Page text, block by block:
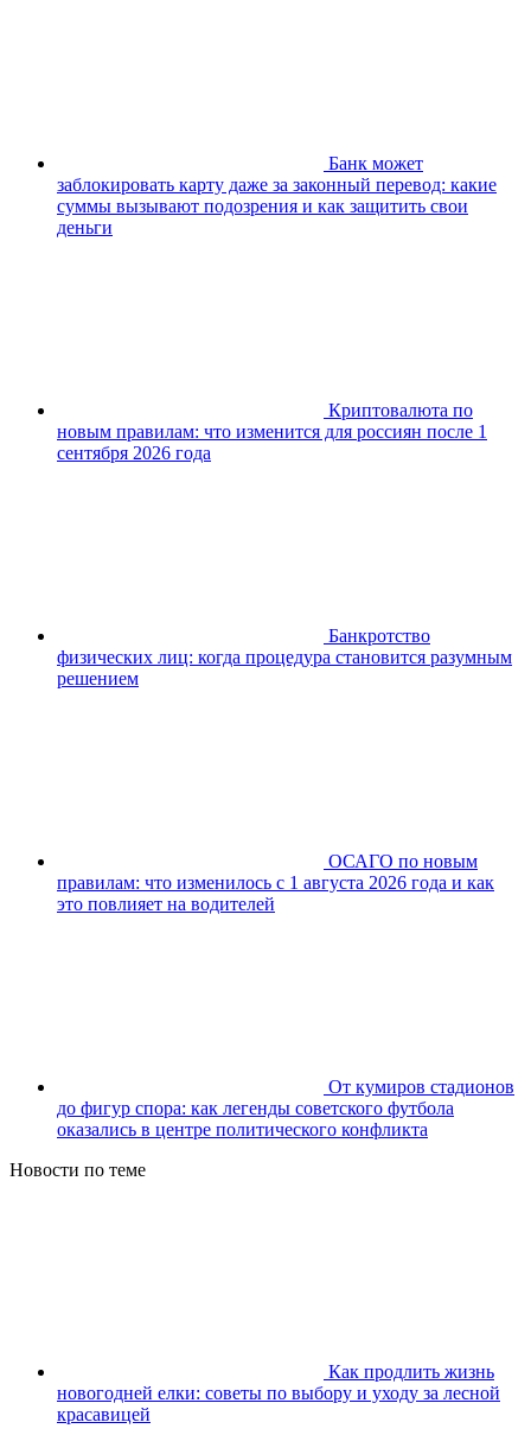
Банк может
заблокировать карту даже за законный перевод: какие
суммы вызывают подозрения и как защитить свои
деньги
Криптовалюта по
новым правилам: что изменится для россиян после 1
сентября 2026 года
Банкротство
физических лиц: когда процедура становится разумным
решением
ОСАГО по новым
правилам: что изменилось с 1 августа 2026 года и как
это повлияет на водителей
От кумиров стадионов
до фигур спора: как легенды советского футбола
оказались в центре политического конфликта
Новости по теме
Как продлить жизнь
новогодней елки: советы по выбору и уходу за лесной
красавицей